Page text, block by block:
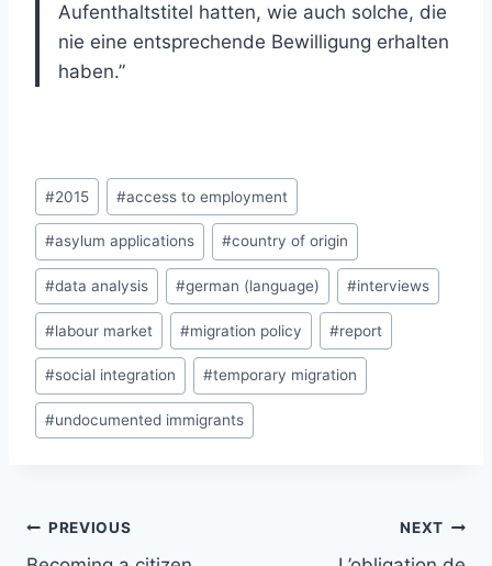
Aufenthaltstitel hatten, wie auch solche, die
nie eine entsprechende Bewilligung erhalten
haben.”
Post
Tags:
#2015 #access to employment
#asylum applications #country of origin
#data analysis #german (language) #interviews
#labour market #migration policy #report
#social integration #temporary migration
#undocumented immigrants
Post
PREVIOUS NEXT